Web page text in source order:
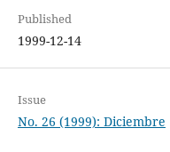
Published
1999-12-14
Issue
No. 26 (1999): Diciembre